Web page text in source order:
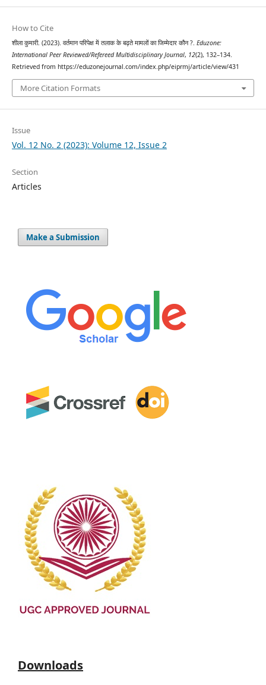
How to Cite
शीला कुमारी. (2023). वर्तमान परिपेक्ष में तलाक के बढ़ते मामलों का जिम्मेदार कौन ?. Eduzone:
International Peer Reviewed/Refereed Multidisciplinary Journal, 12(2), 132–134.
Retrieved from https://eduzonejournal.com/index.php/eiprmj/article/view/431
More Citation Formats
Issue
Vol. 12 No. 2 (2023): Volume 12, Issue 2
Section
Articles
Make a Submission
Downloads